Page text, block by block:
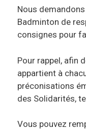
Nous
Badminton de
consignes pour
Pour rappel, afin
appartient à
préconisations
des Solidarités,
Vous pouvez